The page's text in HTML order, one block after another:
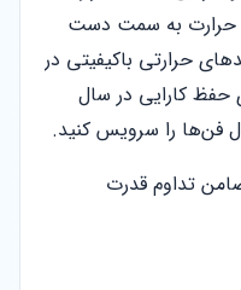
حرارت به سمت دست
حرارتی باکیفیتی در
حفظ کارایی در سال
تداوم قدرت